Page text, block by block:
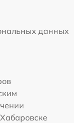
данных